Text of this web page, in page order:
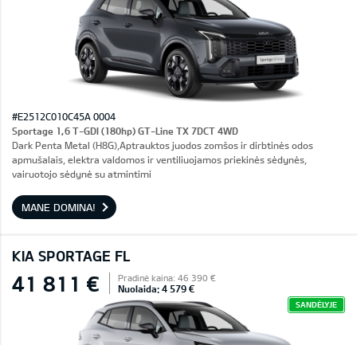
#E2512C010C45A 0004
Sportage 1,6 T-GDI (180hp) GT-Line TX 7DCT 4WD
Dark Penta Metal (H8G),Aptrauktos juodos zomšos ir dirbtinės odos
apmušalais, elektra valdomos ir ventiliuojamos priekinės sėdynės,
vairuotojo sėdynė su atmintimi
MANE DOMINA!
KIA SPORTAGE FL
41 811 € Pradinė kaina: 46 390 €
Nuolaida: 4 579 €
SANDĖLYJE